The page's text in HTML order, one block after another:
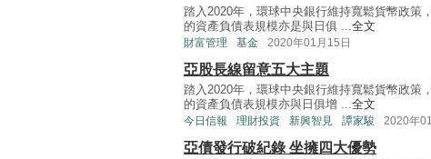
踏入2020年，環球中央銀行維持寬鬆貨幣政策
的資產負債表規模亦是與日俱 ...全文
財富管理 基金 2020年01月15日
亞股長線留意五大主題
踏入2020年，環球中央銀行維持寬鬆貨幣政策
的資產負債表規模亦與日俱增 ...全文
今日信報 理財投資 新興智見 譚家駿 2020年
亞債發行破紀錄 坐擁四大優勢